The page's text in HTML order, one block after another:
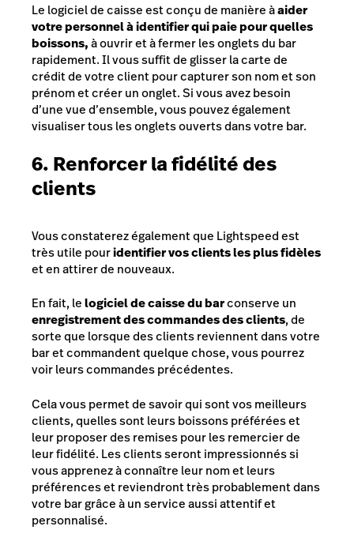
Le logiciel de caisse est conçu de manière àaider
votre personnel à identifier qui paie pour quelles
boissons,à ouvrir et à fermer les onglets du bar
rapidement. Il vous suffit de glisser la carte de
crédit de votre client pour capturer son nom et son
prénom et créer un onglet. Si vous avez besoin
d’une vue d’ensemble, vous pouvez également
visualiser tous les onglets ouverts dans votre bar.
6. Renforcer la fidélité des
clients
Vous constaterez également que Lightspeed est
très utile pouridentifier vos clients les plus fidèles
et en attirer de nouveaux.
En fait, lelogiciel de caisse du barconserve un
enregistrement des commandes des clients, de
sorte que lorsque des clients reviennent dans votre
bar et commandent quelque chose, vous pourrez
voir leurs commandes précédentes.
Cela vous permet de savoir qui sont vos meilleurs
clients, quelles sont leurs boissons préférées et
leur proposer des remises pour les remercier de
leur fidélité. Les clients seront impressionnés si
vous apprenez à connaître leur nom et leurs
préférences et reviendront très probablement dans
votre bar grâce à un service aussi attentif et
personnalisé.